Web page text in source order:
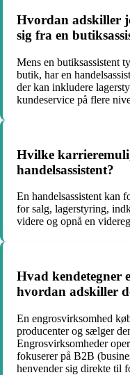
Hvordan adskiller
sig fra en
Mens en butiksassistent
butik, har en
der kan inkludere
kundeservice på flere
Hvilke
handelsassistent?
En handelsassistent kan
for salg, lagerstyring,
videre og opnå en
Hvad kendetegner
hvordan adskiller
En engrosvirksomhed
producenter og sælger
Engrosvirksomheder
fokuserer på B2B
henvender sig direkte til